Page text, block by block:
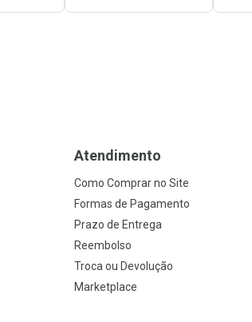
Atendimento
Como Comprar no Site
Formas de Pagamento
Prazo de Entrega
Reembolso
Troca ou Devolução
Marketplace